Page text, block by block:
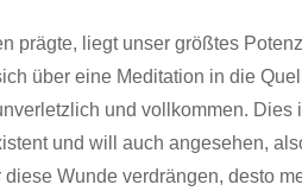
prägte, liegt unser größtes
über eine Meditation in die
und vollkommen. Dies
und will auch angesehen,
Wunde verdrängen, desto